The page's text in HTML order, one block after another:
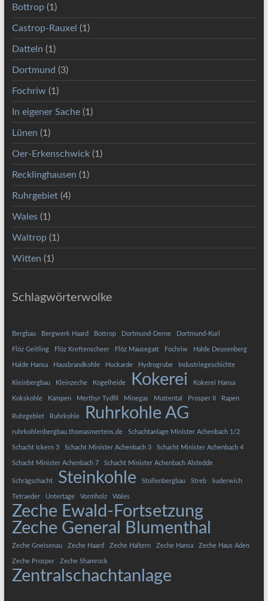
Bottrop(1)
Castrop-Rauxel (1)
Datteln (1)
Dortmund (3)
Fochriw (1)
In eigener Sache(1)
Lünen (1)
Oer-Erkenschwick(1)
Recklinghausen (1)
Ruhrgebiet(4)
Wales(1)
Waltrop(1)
Witten (1)
Schlagwörterwolke
Bergbau Bergwerk Haard Bottrop Dortmund-Derne Dortmund-Kurl
Flöz Geitling Flöz Kreftenscheer Flöz Mausegatt Fochriw Halde Deusenberg
Halde Hansa Hausbrandkohle Huckarde Hydrogrube Industriegeschichte
Kleinbergbau Kleinzeche Kogelheide Kokerei Kokerei Hansa
Kokskohle Kämpen Merthyr Tydfil Minegas Muttental Prosper II Rapen
Ruhrgebiet Ruhrkohle Ruhrkohle AG
ruhrkohlenbergbau.thomasmertens.de Schachtanlage Minister Achenbach 1/2
Schacht Ickern 3 Schacht Minister Achenbach 3 Schacht Minister Achenbach 4
Schacht Minister Achenbach 7 Schacht Minister Achenbach Alstedde
Schrägschacht Steinkohle Stollenbergbau Streb Suderwich
Tetraeder Untertage Vormholz Wales
Zeche Ewald-Fortsetzung
Zeche General Blumenthal
Zeche Gneisenau Zeche Haard Zeche Haltern Zeche Hansa Zeche Haus Aden
Zeche Prosper Zeche Shamrock
Zentralschachtanlage